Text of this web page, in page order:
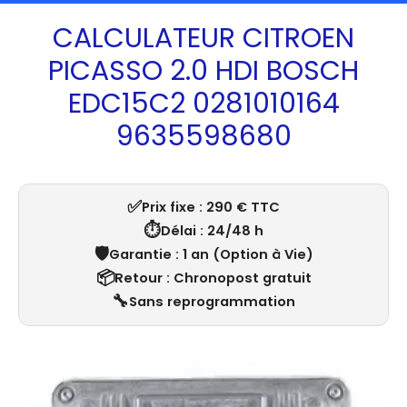
CALCULATEUR CITROEN
PICASSO 2.0 HDI BOSCH
EDC15C2 0281010164
9635598680
✅Prix fixe : 290 € TTC
⏱️Délai : 24/48 h
🛡️Garantie : 1 an (Option à Vie)
📦Retour : Chronopost gratuit
🔧Sans reprogrammation